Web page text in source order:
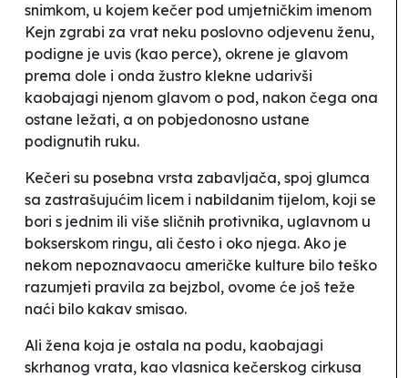
snimkom, u kojem kečer pod umjetničkim imenom
Kejn zgrabi za vrat neku poslovno odjevenu ženu,
podigne je uvis (kao perce), okrene je glavom
prema dole i onda žustro klekne udarivši
kaobajagi njenom glavom o pod, nakon čega ona
ostane ležati, a on pobjedonosno ustane
podignutih ruku.
Kečeri su posebna vrsta zabavljača, spoj glumca
sa zastrašujućim licem i nabildanim tijelom, koji se
bori s jednim ili više sličnih protivnika, uglavnom u
bokserskom ringu, ali često i oko njega. Ako je
nekom nepoznavaocu američke kulture bilo teško
razumjeti pravila za bejzbol, ovome će još teže
naći bilo kakav smisao.
Ali žena koja je ostala na podu, kaobajagi
skrhanog vrata, kao vlasnica kečerskog cirkusa